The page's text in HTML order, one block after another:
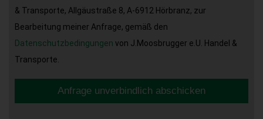
& Transporte, Allgäustraße 8, A-6912 Hörbranz, zur
Bearbeitung meiner Anfrage, gemäß den
Datenschutzbedingungen von J.Moosbrugger e.U. Handel &
Transporte.
Anfrage unverbindlich abschicken